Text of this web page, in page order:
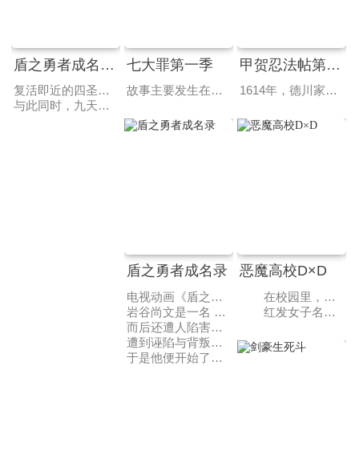
盾之勇者成名录第四季
复活即近的四圣兽「凤凰」之战临近，为此而准备的盾之勇者·岩谷尚文，为了联合彼此敌对的四位勇者之力，与另外三位勇者进行对话，最终达成了和解。然而——拉芙塔莉雅却被误解为有意篡夺王位的野心者……并因此成为名为九天楼之国的刺客的暗杀目标。为了与九天楼展开对话，尚文前往唯一与其有交流的亚人之国——希尔托贝尔特。虽然受到了信任盾之勇者的人民的热烈欢迎，但希尔托贝尔特也并非上下一心，有部分人并不欢迎尚文一行的来访。
与此同时，九天楼也因政局不稳，将怒火倾泻于拉芙塔莉雅所处的种族之上。在混乱交织的局势中，尚文将带领伙伴引领出光明之路——。
七大罪第一季
故事主要发生在虚构的大陆布里塔利亚上的国家里昂妮丝王国，王国的圣骑士们为了准备传说中的圣战而进行军备强化，然而圣骑士团的诸多暴行使得整个国家民不聊生，甚至发动政变囚禁了国王。担忧着国家现状的第三王女伊丽莎白，将救国的希望寄托于十年前因涉嫌颠覆王国而被通缉的骑士团七大罪从而独自踏上寻找的旅程。注定无果的旅程中，疲惫不堪的伊丽莎白误入某个酒店，被酒店的主人、一名金发少年救下，这名少年正是七大罪的团长。在将公主从追兵的危机中解救出来后，他们踏上了拯救国家未来的旅途。七原罪/七大罪迅雷下载和在线观看请来琪琪看片网。
甲贺忍法帖第一季
1614年，德川家康73岁，年迈的他必须在两个儿子之间为他的将军之位选一名继承人。难以决断的德川家康将决定的权利交给当时势均力敌的两大忍术宗家，它们分别是甲贺流和伊贺流。在前人服部半藏的调解下，曾经水火不容的两家签下了“不战条约”，但在权利和政治的挑拨之下，条约被撕毁了。 两家各派出十名忍者，他们要相互残杀直至仅剩一方幸存，而幸存方所支持的对象即可成为下一代将军。其中，甲贺流的头领甲贺玄之介（鸟海浩辅 配音）与伊贺流的头领胧（水树奈奈 配音）在战前曾经是两情相悦的恋人，与此同时，甲贺流与伊贺流的一些成员之间也有着复杂的感情纠葛。但是此时此刻，仿佛被丝线牵引的人偶，他们必须摒弃所有的感情，展开一场血腥残酷的厮杀。
盾之勇者成名录
电视动画《盾之勇者成名录》改编自アネコ ユサギ著作的同名轻小说作品，于2017年6月宣布动画化。由KINEMA CITRUS负责制作，于2019年1月播出。
岩谷尚文是一名 20 岁的大二学生，在图书馆无意间发现了一本《四圣武器书》结果被召唤到了一个异世界当中，还莫名其妙的就成为了“盾之勇者”，但是在这个世界中盾被认为是没什么用的武器。
而后还遭人陷害被诬陷为强暴犯。
遭到诬陷与背叛的尚文变得不信任他人，只会信任被奴隶纹束缚的奴隶。
于是他便开始了开局就极其不友好的异世界冒险的旅程。
恶魔高校D×D
在校园里，兵藤一诚（尾裕贵 配音）“大色狼”的“美名”广为流传，托它的福，一诚至今任然过着没有女朋友的孤苦生活。这注定是不寻常的一日，首先，一诚居然收到了来自美少女的告白；然后，当一诚正准备开始他梦寐以求的幸福约会时，他被果断的杀死了！当一诚再次睁开眼时，面前的红发女子告诉一诚，是她复活了已经死去的他，并且从今天开始，他将成为她的奴仆。
红发女子名叫莉雅丝（日笠阳子 配音），其真实身份是一名恶魔。袭击一诚的女子隶属“堕天使”的行列，从莉雅丝口中的“战争”和“神器”等艰涩的名词，以及接连不断的，来自于堕天使们的攻击中，一诚知道，自己单纯快乐的校园生活即将画上句点。